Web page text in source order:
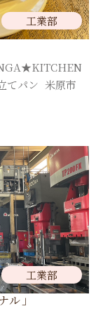
工業部
,
てパン 米原市
工業部
」